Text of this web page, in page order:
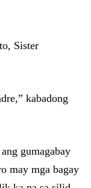
Sister
kabadong
gumagabay
may mga bagay